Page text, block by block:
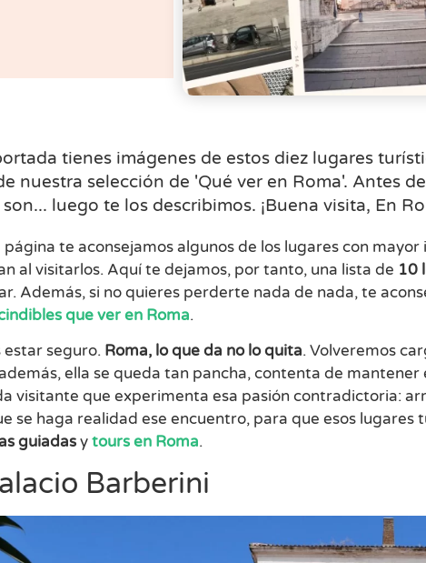
tienes imágenes de estos diez lugares
nuestra selección de 'Qué ver en Roma'. Antes
luego te los describimos. ¡Buena visita, En
página te aconsejamos algunos de los lugares con
al visitarlos. Aquí te dejamos, por tanto, una lista de 10
Además, si no quieres perderte nada de nada, te
que ver en Roma.
estar seguro. Roma, lo que da no lo quita. Volveremos
ella se queda tan pancha, contenta de mantener
visitante que experimenta esa pasión contradictoria:
se haga realidad ese encuentro, para que esos lugares
guiadasytours en Roma.
Barberini